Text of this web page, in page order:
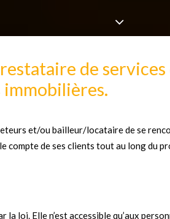
de services
et/ou bailleur/locataire de se
compte de ses clients tout au long du
loi. Elle n’est accessible qu’aux